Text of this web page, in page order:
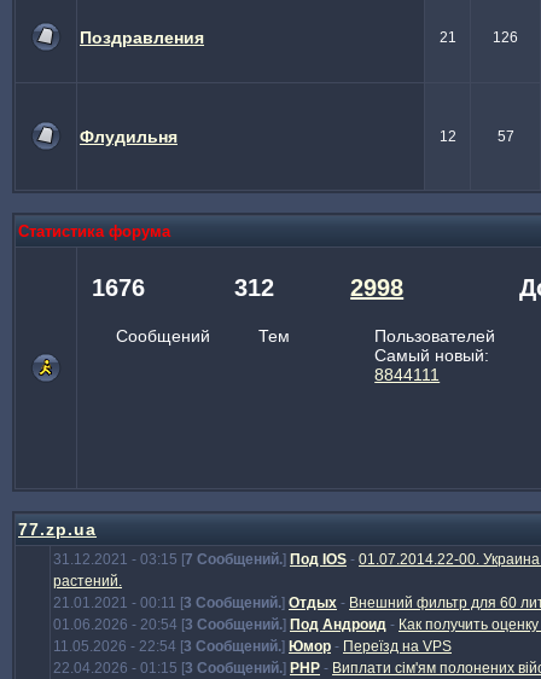
Поздравления 21 126
Флудильня 12 57
Статистика форума
1676
Сообщений
312
Тем
2998
Пользователей
Самый новый:
8844111
77.zp.ua
31.12.2021 - 03:15 [7 Сообщений.] Под IOS - 01.07.2014.22-00.
растений.
21.01.2021 - 00:11 [3 Сообщений.] Отдых - Внешний фильтр для 60
01.06.2026 - 20:54 [3 Сообщений.] Под Андроид - Как получить
11.05.2026 - 22:54 [3 Сообщений.] Юмор - Переїзд на VPS
22.04.2026 - 01:15 [3 Сообщений.] PHP - Виплати сім'ям полонених